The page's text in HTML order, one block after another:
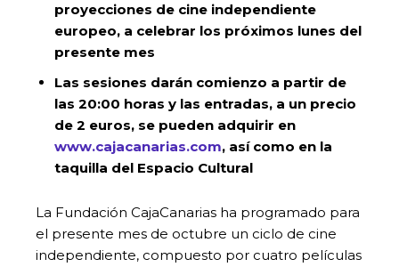
proyecciones de cine independiente
europeo, a celebrar los próximos lunes del
presente mes
Las sesiones darán comienzo a partir de
las 20:00 horas y las entradas, a un precio
de 2 euros, se pueden adquirir en
www.cajacanarias.com, así como en la
taquilla del Espacio Cultural
La Fundación CajaCanarias ha programado para
el presente mes de octubre un ciclo de cine
independiente, compuesto por cuatro películas